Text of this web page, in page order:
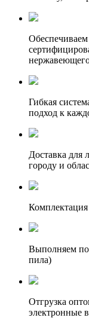
Гибкая
подход к
Доставка для
городу и
Комплектация
Выполняем
пила)
Отгрузка
электронные